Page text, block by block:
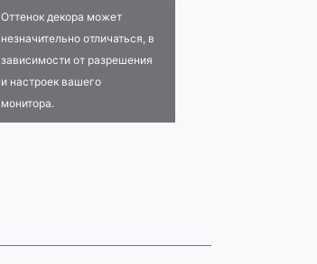
Оттенок декора может
незначительно отличаться, в
зависимости от разрешения
и настроек вашего
монитора.